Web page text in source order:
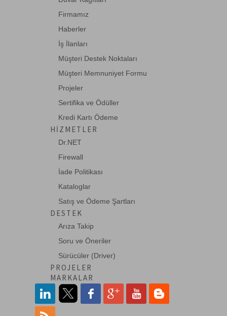
Firmamız
Haberler
İş İlanları
Müşteri Destek Noktaları
Müşteri Memnuniyet Formu
Projeler
Sertifika ve Ödüller
Kredi Kartı Ödeme
HIZMETLER
Dr.NET
Firewall
İade Politikası
Kataloglar
Satış ve Ödeme Şartları
DESTEK
Arıza Takip
Soru ve Öneriler
Sürücüler (Driver)
PROJELER
MARKALAR